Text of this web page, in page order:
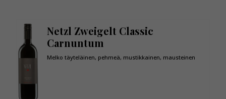
Netzl Zweigelt Classic
Carnuntum
Melko täyteläinen, pehmeä, mustikkainen, mausteinen